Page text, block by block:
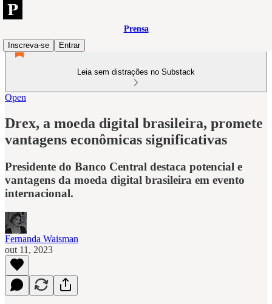
Prensa
Inscreva-se
Entrar
Leia sem distrações no Substack
Open
Drex, a moeda digital brasileira, promete
vantagens econômicas significativas
Presidente do Banco Central destaca potencial e
vantagens da moeda digital brasileira em evento
internacional.
Fernanda Waisman
out 11, 2023